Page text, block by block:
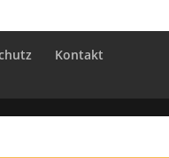
Kontakt